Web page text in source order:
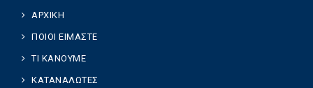
ΑΡΧΙΚΗ
ΠΟΙΟΙ ΕΙΜΑΣΤΕ
ΤΙ ΚΑΝΟΥΜΕ
ΚΑΤΑΝΑΛΩΤΕΣ